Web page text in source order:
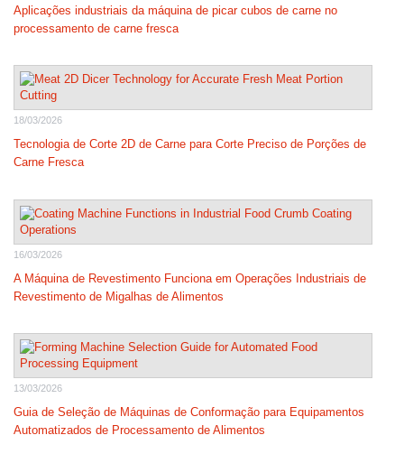
Aplicações industriais da máquina de picar cubos de carne no
processamento de carne fresca
18/03/2026
Tecnologia de Corte 2D de Carne para Corte Preciso de Porções de
Carne Fresca
16/03/2026
A Máquina de Revestimento Funciona em Operações Industriais de
Revestimento de Migalhas de Alimentos
13/03/2026
Guia de Seleção de Máquinas de Conformação para Equipamentos
Automatizados de Processamento de Alimentos